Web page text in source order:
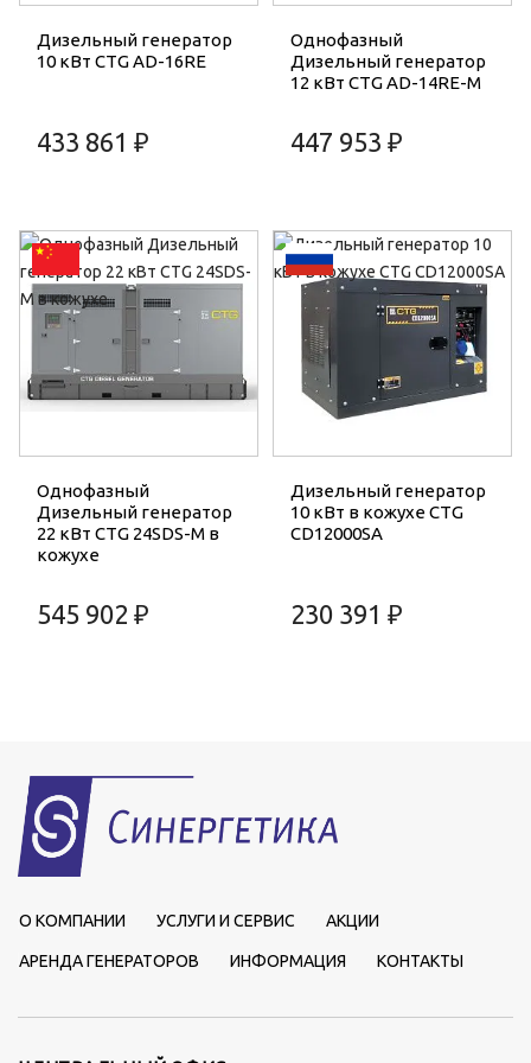
Дизельный генератор
10 кВт CTG AD-16RE
433 861 ₽
Однофазный
Дизельный генератор
12 кВт CTG AD-14RE-M
447 953 ₽
Однофазный
Дизельный генератор
22 кВт CTG 24SDS-M в
кожухе
545 902 ₽
Дизельный генератор
10 кВт в кожухе CTG
CD12000SA
230 391 ₽
О КОМПАНИИ УСЛУГИ И СЕРВИС АКЦИИ
АРЕНДА ГЕНЕРАТОРОВ ИНФОРМАЦИЯ КОНТАКТЫ